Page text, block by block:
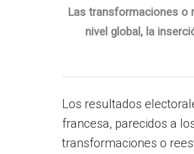
Las transformaciones o
nivel global, la
Los resultados
francesa, parecidos a
transformaciones o